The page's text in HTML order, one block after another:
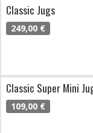
Classic Jugs
249,00 €
Classic Super Mini
109,00 €